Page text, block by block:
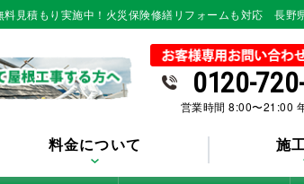
見積もり実施中！火災保険修繕リフォームも対応 長野
0120-
営業時間 8:00〜21:00
料金について 施